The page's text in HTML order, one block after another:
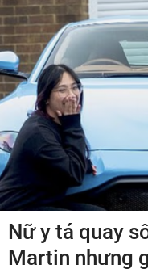
Nữ y tá quay
Martin nhưng